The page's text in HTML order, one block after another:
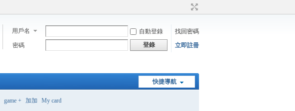
用戶名 自動登錄
找回密碼
密碼
登錄 立即註冊
快捷導航
game + 加加 My card